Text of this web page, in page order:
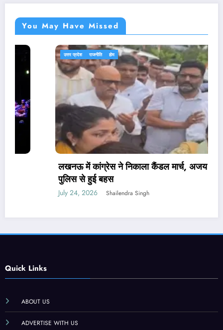
You May Have Missed
उत्तर प्रदेश राजनीति होम
लखनऊ में कांग्रेस ने निकाला कैंडल मार्च, अजय राय की
पुलिस से हुई बहस
Shailendra Singh
Quick Links
ABOUT US
ADVERTISE WITH US